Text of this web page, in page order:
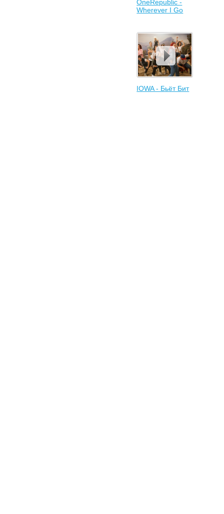
OneRepublic -
Wherever I Go
IOWA - Бьёт Бит